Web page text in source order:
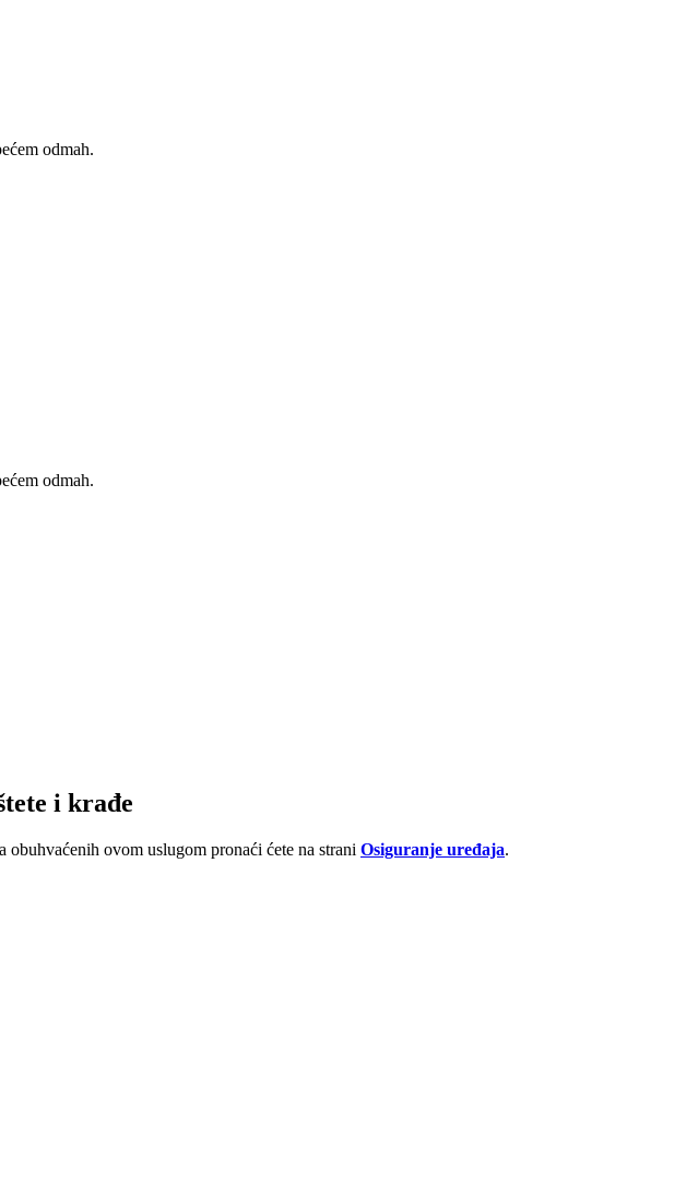
odmah.
odmah.
i krađe
obuhvaćenih ovom uslugom pronaći ćete na strani Osiguranje uređaja.